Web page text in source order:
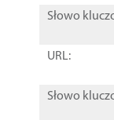
Słowo
URL:
Słowo